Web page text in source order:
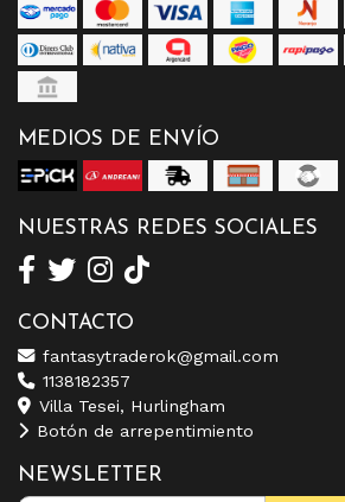
MEDIOS DE ENVÍO
NUESTRAS REDES SOCIALES
CONTACTO
fantasytraderok@gmail.com
1138182357
Villa Tesei, Hurlingham
Botón de arrepentimiento
NEWSLETTER